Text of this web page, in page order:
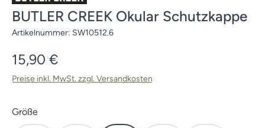
BUTLER CREEK Okular Schutzkappe
Artikelnummer: SW10512.6
Regulärer Preis:
15,90 €
Preise inkl. MwSt. zzgl. Versandkosten
Größeauswählen